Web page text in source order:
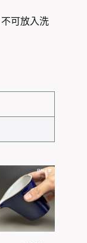
可放入洗